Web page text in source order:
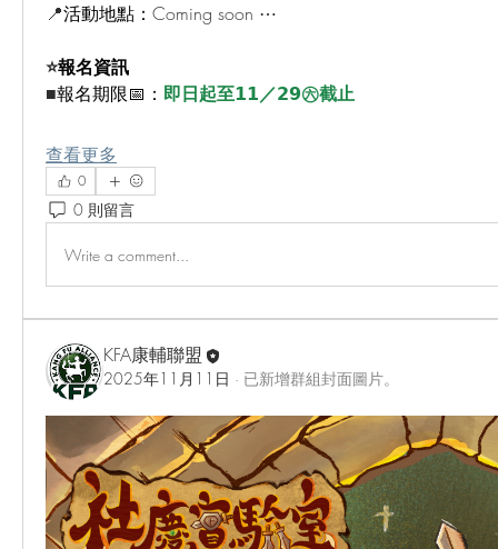
📍活動地點： Coming soon ⋯
⭐報名資訊
■報名期限📅： 即日起至𝟭𝟭／𝟮𝟵㊅截止
查看更多
0
0 則留言
Write a comment...
KFA康輔聯盟
2025年11月11日 · 已新增群組封面圖片。